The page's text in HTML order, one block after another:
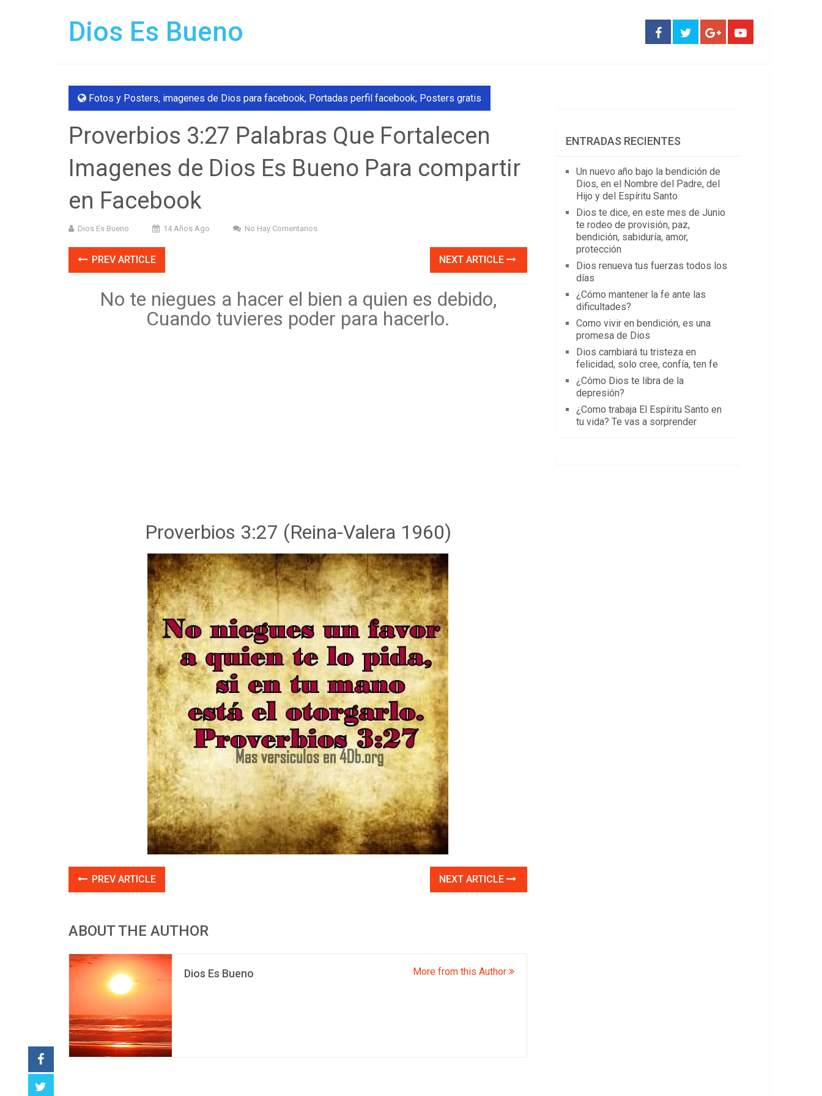
Dios Es Bueno
Fotos y Posters, imagenes de Dios para facebook, Portadas perfil facebook, Posters gratis
Proverbios 3:27 Palabras Que Fortalecen
Imagenes de Dios Es Bueno Para compartir
en Facebook
Dios Es Bueno 14 Años Ago No Hay Comentarios
PREV ARTICLE NEXT ARTICLE
No te niegues a hacer el bien a quien es debido,
Cuando tuvieres poder para hacerlo.
Proverbios 3:27 (Reina-Valera 1960)
PREV ARTICLE NEXT ARTICLE
ABOUT THE AUTHOR
Dios Es Bueno More from this Author
ENTRADAS RECIENTES
Un nuevo año bajo la bendición de
Dios, en el Nombre del Padre, del
Hijo y del Espíritu Santo
Dios te dice, en este mes de Junio
te rodeo de provisión, paz,
bendición, sabiduría, amor,
protección
Dios renueva tus fuerzas todos los
días
¿Cómo mantener la fe ante las
dificultades?
Como vivir en bendición, es una
promesa de Dios
Dios cambiará tu tristeza en
felicidad, solo cree, confía, ten fe
¿Cómo Dios te libra de la
depresión?
¿Como trabaja El Espíritu Santo en
tu vida? Te vas a sorprender